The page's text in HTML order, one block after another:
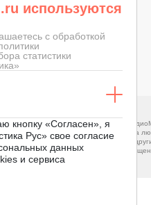
КОНФИДЕНЦИАЛЬНОСТЬ
СДЕЛАНО В
АНО «КардиоМир»
Поддержка людей с
сердца и другими
кровообращения
ПРИМЕНЕНИЕМ НЕОБХОДИМО
используются
с обработкой
статистики
кнопку «Согласен», я
Рус» свое согласие
данных
и сервиса